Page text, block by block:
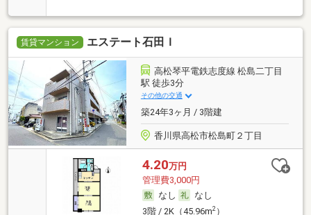
賃貸マンション エステート石田Ｉ
高松琴平電鉄志度線 松島二丁目
駅 徒歩3分
その他の交通
築24年3ヶ月 / 3階建
香川県高松市松島町２丁目
4.20万円
管理費3,000円
なし
なし
3階 / 2K（45.96m2）